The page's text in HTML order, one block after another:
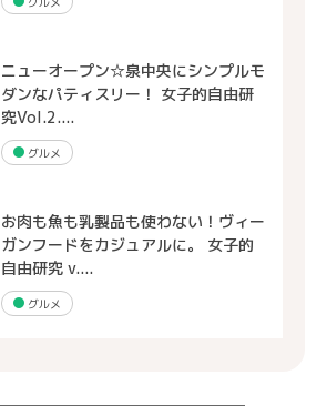
ニューオープン☆泉中央にシンプルモ
ダンなパティスリー！ 女子的自由研
究Vol.2....
グルメ
お肉も魚も乳製品も使わない！ヴィー
ガンフードをカジュアルに。 女子的
自由研究 v....
グルメ